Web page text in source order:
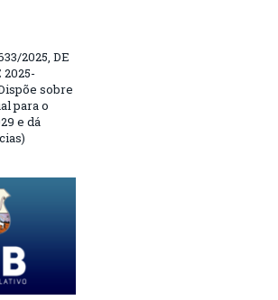
2025, DE
2025-
sobre
para o
e dá